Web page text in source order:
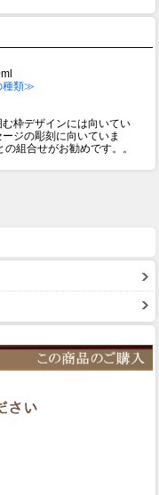
種類≫
枠デザインには向いてい
ジの彫刻に向いていま
組合せがお勧めです。。